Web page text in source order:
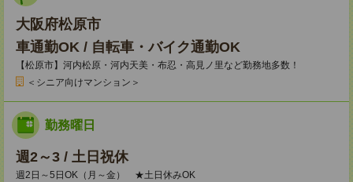
大阪府松原市
車通勤OK / 自転車・バイク通勤OK
【松原市】河内松原・河内天美・布忍・高見ノ里など勤務地多数！
＜シニア向けマンション＞
勤務曜日
週2～3 / 土日祝休
週2日～5日OK（月～金） ★土日休みOK